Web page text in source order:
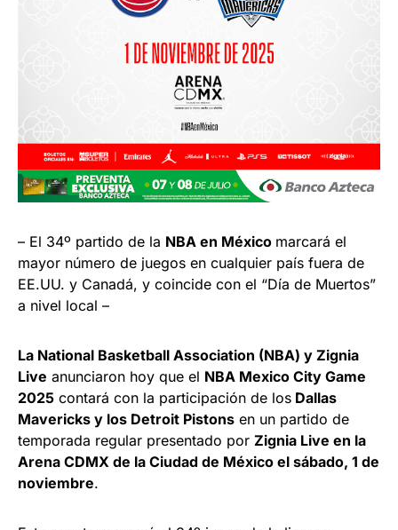
– El 34º partido de la NBA en México marcará el
mayor número de juegos en cualquier país fuera de
EE.UU. y Canadá, y coincide con el “Día de Muertos”
a nivel local –
La National Basketball Association (NBA) y Zignia
Live anunciaron hoy que el NBA Mexico City Game
2025 contará con la participación de los Dallas
Mavericks y los Detroit Pistons en un partido de
temporada regular presentado por Zignia Live en la
Arena CDMX de la Ciudad de México el sábado, 1 de
noviembre.